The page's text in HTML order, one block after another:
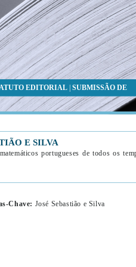
EDITORIAL| SUBMISSÃO DE
E SILVA
portugueses de todos os
Chave: José Sebastião e Silva